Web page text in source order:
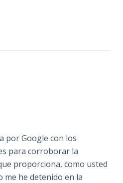
por Google con los
para corroborar la
proporciona, como usted
me he detenido en la